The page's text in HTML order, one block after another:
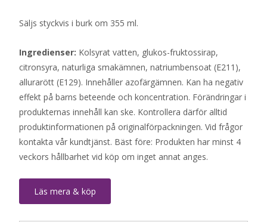
Säljs styckvis i burk om 355 ml.
Ingredienser: Kolsyrat vatten, glukos-fruktossirap,
citronsyra, naturliga smakämnen, natriumbensoat (E211),
allurarött (E129). Innehåller azofärgämnen. Kan ha negativ
effekt på barns beteende och koncentration. Förändringar i
produkternas innehåll kan ske. Kontrollera därför alltid
produktinformationen på originalförpackningen. Vid frågor
kontakta vår kundtjänst. Bäst före: Produkten har minst 4
veckors hållbarhet vid köp om inget annat anges.
Läs mera & köp